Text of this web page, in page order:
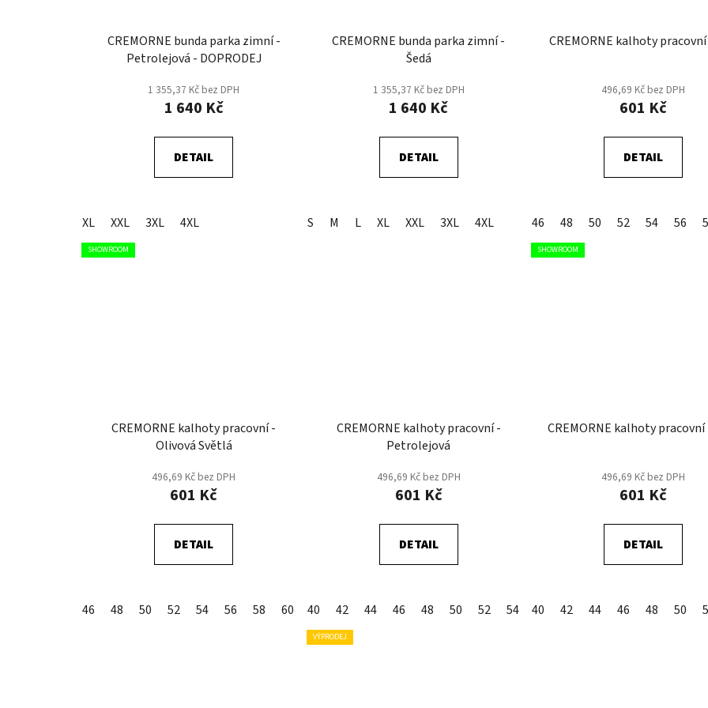
CREMORNE bunda parka zimní -
Petrolejová - DOPRODEJ
1 355,37 Kč bez DPH
1 640 Kč
DETAIL
XL XXL 3XL 4XL
CREMORNE bunda parka zimní -
Šedá
1 355,37 Kč bez DPH
1 640 Kč
DETAIL
S M L XL XXL 3XL 4XL
CREMORNE kalhoty
496,69 Kč bez DPH
601 Kč
DETAIL
46 48 50 52 54 56
SHOWROOM
CREMORNE kalhoty pracovní -
Olivová Světlá
496,69 Kč bez DPH
601 Kč
DETAIL
46 48 50 52 54 56 58 60 62 64
CREMORNE kalhoty pracovní -
Petrolejová
496,69 Kč bez DPH
601 Kč
DETAIL
40 42 44 46 48 50 52 54 56 58 60 62 64
SHOWROOM
CREMORNE kalhoty pracovní
496,69 Kč bez DPH
601 Kč
DETAIL
40 42 44 46 48 50
VÝPRODEJ